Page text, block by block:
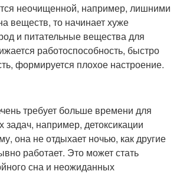
неочищенной, например, лишними
веществ, то начинает хуже
и питательные вещества для
работоспособность, быстро
формируется плохое настроение.
требует больше времени для
задач, например, детоксикации
она не отдыхает ночью, как другие
работает. Это может стать
сна и неожиданных